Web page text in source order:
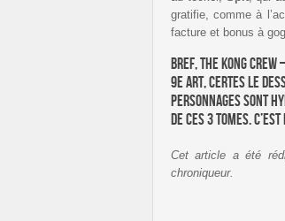
gratifie, comme à
facture et bonus à
Bref, The Kong
9e art, certes le
personnages sont
de ces 3 tomes.
Cet article a été
chroniqueur.